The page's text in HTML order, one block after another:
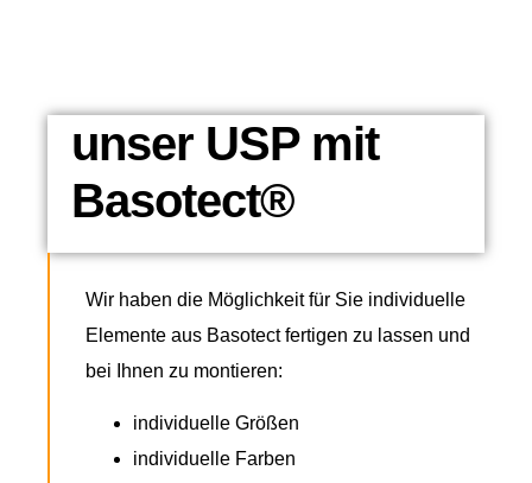
unser USP mit
Basotect®
Wir haben die Möglichkeit für Sie individuelle
Elemente aus Basotect fertigen zu lassen und
bei Ihnen zu montieren:
individuelle Größen
individuelle Farben